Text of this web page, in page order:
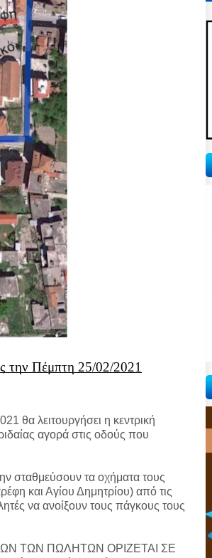
την Πέμπτη 25/02/2021
θα λειτουργήσει η κεντρική
αγορά στις οδούς που
σταθμεύσουν τα οχήματα τους
και Αγίου Δημητρίου) από τις
να ανοίξουν τους πάγκους τους
ΤΩΝ ΠΩΛΗΤΩΝ ΟΡΙΖΕΤΑΙ ΣΕ